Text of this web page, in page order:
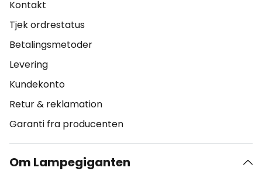
Kontakt
Tjek ordrestatus
Betalingsmetoder
Levering
Kundekonto
Retur & reklamation
Garanti fra producenten
Om Lampegiganten